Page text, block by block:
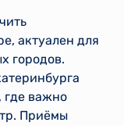
актуален для
городов.
где важно
Приёмы